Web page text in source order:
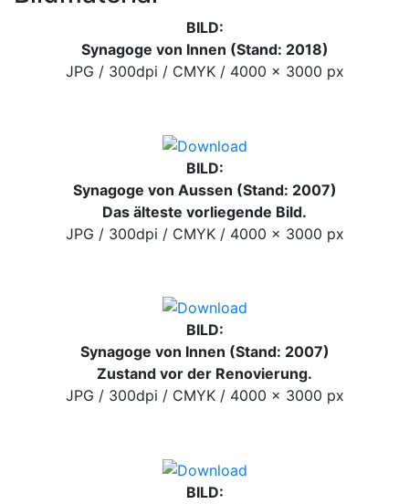
BILD:
Synagoge von Innen (Stand: 2018)
JPG / 300dpi / CMYK / 4000 x 3000 px
BILD:
Synagoge von Aussen (Stand: 2007)
Das älteste vorliegende Bild.
JPG / 300dpi / CMYK / 4000 x 3000 px
BILD:
Synagoge von Innen (Stand: 2007)
Zustand vor der Renovierung.
JPG / 300dpi / CMYK / 4000 x 3000 px
BILD: